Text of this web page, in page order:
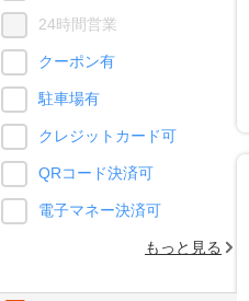
24時間営業
クーポン有
駐車場有
クレジットカード可
QRコード決済可
電子マネー決済可
もっと見る